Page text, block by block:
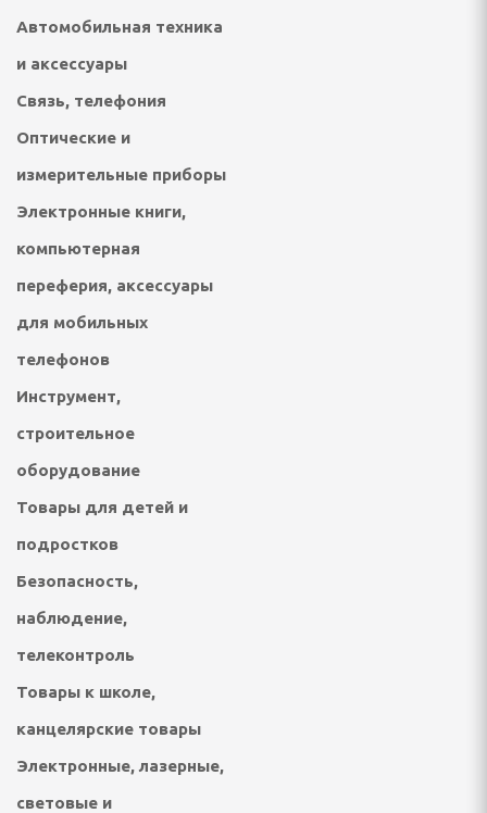
и
вентиляторы
турки
печи
плиты,
самовары
ланч - боксы
Автомобильная техника
и аксессуары
Связь, телефония
Оптические и
измерительные приборы
Электронные книги,
компьютерная
переферия, аксессуары
для мобильных
телефонов
Инструмент,
строительное
оборудование
Товары для детей и
подростков
Безопасность,
наблюдение,
телеконтроль
Товары к школе,
канцелярские товары
Электронные, лазерные,
световые и